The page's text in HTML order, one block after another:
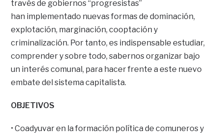
través de gobiernos “progresistas”
han implementado nuevas formas de dominación,
explotación, marginación, cooptación y
criminalización. Por tanto, es indispensable estudiar,
comprender y sobre todo, sabernos organizar bajo
un interés comunal, para hacer frente a este nuevo
embate del sistema capitalista.
OBJETIVOS
• Coadyuvar en la formación política de comuneros y